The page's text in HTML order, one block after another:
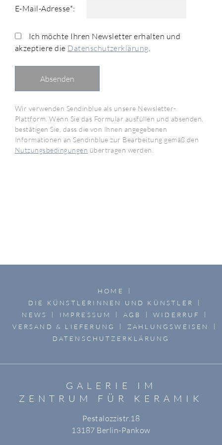
E-Mail-Adresse*:
Ich möchte Ihren Newsletter erhalten und
akzeptiere die Datenschutzerklärung.
Wir verwenden Sendinblue als unsere Newsletter-
Plattform. Wenn Sie das Formular ausfüllen und absenden,
bestätigen Sie, dass die von Ihnen angegebenen
Informationen an Sendinblue zur Bearbeitung gemäß den
Nutzungsbedingungen übertragen werden.
HOME
DIE KÜNSTLERINNEN UND KÜNSTLER
NEWS
IMPRESSUM AGB
WIDERRUF
VERSAND & LIEFERUNG
ZAHLUNGSWEISEN
DATENSCHUTZERKLÄRUNG
GALERIE IM
ZENTRUM FÜR KERAMIK
Pestalozzistr.18
13187 Berlin-Pankow